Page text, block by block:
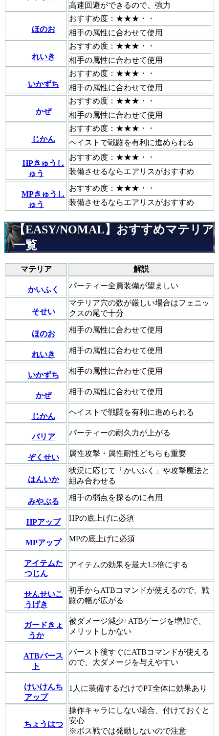
高速回避ができるので、強力
ほのお
おすすめ度：★★★・・
相手の属性に合わせて使用
れいき
おすすめ度：★★★・・
相手の属性に合わせて使用
いかずち
おすすめ度：★★★・・
相手の属性に合わせて使用
かぜ
おすすめ度：★★★・・
相手の属性に合わせて使用
じかん
おすすめ度：★★★・・
ヘイストで戦闘を有利に進められる
HPきゅうし
ゅう
おすすめ度：★★★・・
装備させるならエアリスがおすすめ
MPきゅうし
ゅう
おすすめ度：★★★・・
装備させるならエアリスがおすすめ
【EASY/NOMAL】おすすめマテリア
一覧
マテリア 解説
かいふく パーティー全員装備が望ましい
そせい
マテリア穴の数が厳しい場合はフェニッ
クスの尾で十分
ほのお 相手の属性に合わせて使用
れいき 相手の属性に合わせて使用
いかずち 相手の属性に合わせて使用
かぜ 相手の属性に合わせて使用
じかん ヘイストで戦闘を有利に進められる
バリア パーティーの耐久力が上がる
ぞくせい 属性攻撃・属性耐性どちらも重要
はんいか
状況に応じて「かいふく」や攻撃魔法と
組み合わせる
みやぶる 相手の弱点を探るのに有用
HPアップ HPの底上げに必須
MPアップ MPの底上げに必須
アイテムた
つじん
アイテムの効果を最大1.5倍にする
せんせいこ
うげき
初手からATBコマンドが使えるので、戦
闘の幅が広がる
ガードきょ
うか
被ダメージ減少+ATBゲージを増加で、
メリットしかない
ATBバース
ト
バースト後すぐにATBコマンドが使える
ので、大ダメージを与えやすい
けいけんち
アップ
1人に装備するだけでPT全体に効果あり
ちょうはつ
操作キャラにしない場合、付けておくと
安心
※ボス戦では発動しないので注意